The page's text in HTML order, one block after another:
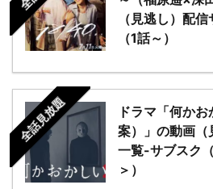
（見逃し）配
（1話～）
全話見放題
ドラマ「何か
案）」の動画（
一覧-サブスク
＞）